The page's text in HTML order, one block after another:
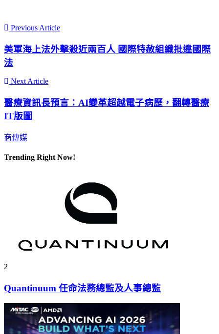
Previous Article
美軍海上法外擊殺近兩百人 國際特赦組織批違國際
法
Next Article
醫療資訊長預言：AI變革超越電子病歷，翻轉醫療
IT版圖
商傳媒
Trending Right Now!
2
Quantinuum 任命法務總監及人事總監